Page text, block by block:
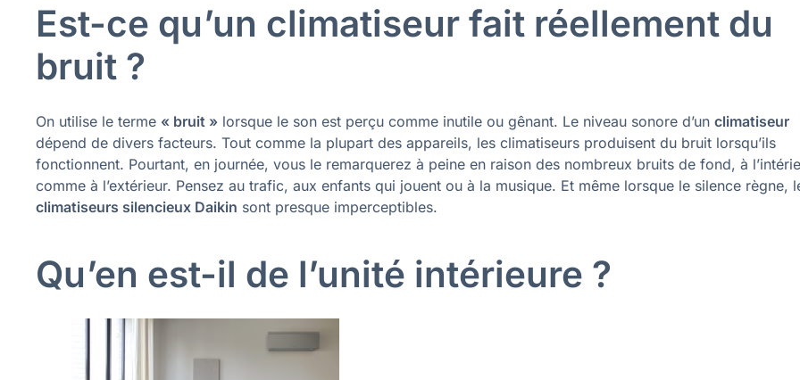
Est-ce qu’un climatiseur fait réellement du
bruit ?
On utilise le terme « bruit » lorsque le son est perçu comme inutile ou gênant. Le niveau sonore d’unclimatiseur
dépend de divers facteurs. Tout comme la plupart des appareils, les climatiseurs produisent du bruit lorsqu’ils
fonctionnent. Pourtant, en journée, vous le remarquerez à peine en raison des nombreux bruits de fond, à
comme à l’extérieur. Pensez au trafic, aux enfants qui jouent ou à la musique. Et même lorsque le silence règne,
climatiseurs silencieux Daikin sont presque imperceptibles.
Qu’en est-il de l’unité intérieure ?